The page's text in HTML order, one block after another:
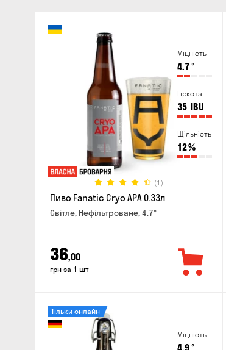
Міцність
4.7°
Гіркота
35 IBU
Щільність
12%
(1)
Пиво Fanatic Cryo APA 0.33л
Світле, Нефільтроване, 4.7°
36,00
грн за 1 шт
Міцність
4.9°
Тільки онлайн